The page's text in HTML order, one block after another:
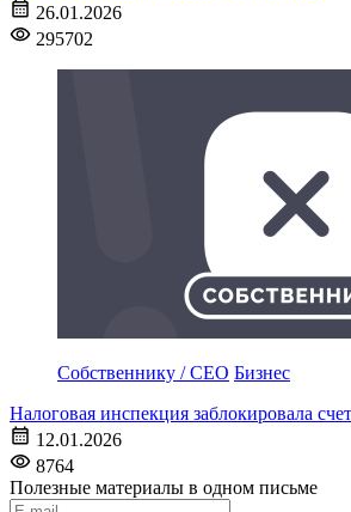
26.01.2026
295702
Собственнику / CEO Бизнес
Налоговая инспекция заблокировала
12.01.2026
8764
Полезные материалы в одном письме